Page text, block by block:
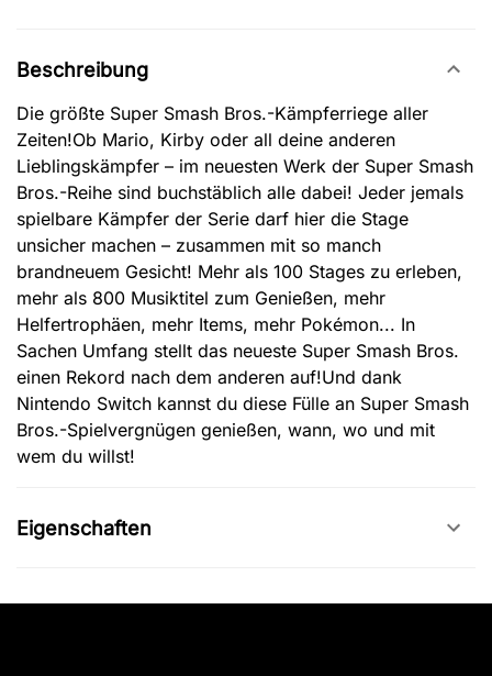
Beschreibung
Die größte Super Smash Bros.-Kämpferriege aller
Zeiten!Ob Mario, Kirby oder all deine anderen
Lieblingskämpfer – im neuesten Werk der Super Smash
Bros.-Reihe sind buchstäblich alle dabei! Jeder jemals
spielbare Kämpfer der Serie darf hier die Stage
unsicher machen – zusammen mit so manch
brandneuem Gesicht! Mehr als 100 Stages zu erleben,
mehr als 800 Musiktitel zum Genießen, mehr
Helfertrophäen, mehr Items, mehr Pokémon... In
Sachen Umfang stellt das neueste Super Smash Bros.
einen Rekord nach dem anderen auf!Und dank
Nintendo Switch kannst du diese Fülle an Super Smash
Bros.-Spielvergnügen genießen, wann, wo und mit
wem du willst!
Eigenschaften